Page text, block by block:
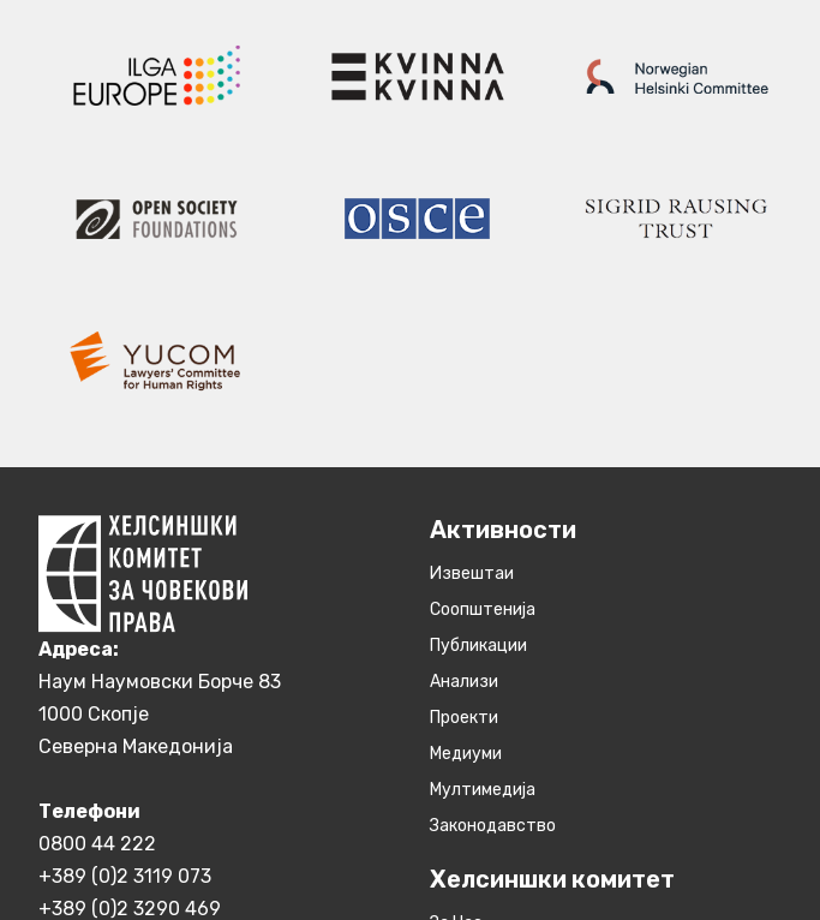
Aдреса:
Наум Наумовски Борче 83
1000 Скопје
Северна Македонија
Телефони
0800 44 222
+389 (0)2 3119 073
+389 (0)2 3290 469
Активности
Извештаи
Соопштенија
Публикации
Анализи
Проекти
Медиуми
Мултимедија
Законодавство
Хелсиншки комитет